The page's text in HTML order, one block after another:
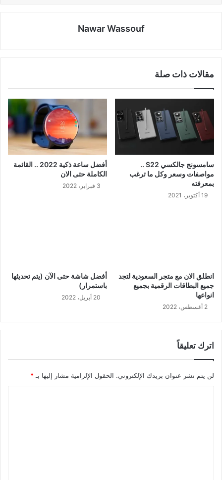
Nawar Wassouf
مقالات ذات صلة
سامسونج جالكسي S22 ..
مواصفات وسعر وكل ما ترغب
بمعرفته
19 أكتوبر، 2021
أفضل ساعة ذكية 2022 .. القائمة
الكاملة حتى الان
3 فبراير، 2022
انطلق الان مع متجر السعودية لتجد
جميع البطاقات الرقمية بجميع
انواعها
2 أغسطس، 2022
أفضل شاشة حتى الآن (يتم تحديثها
باستمرار)
20 أبريل، 2022
اترك تعليقاً
لن يتم نشر عنوان بريدك الإلكتروني. الحقول الإلزامية مشار إليها بـ *